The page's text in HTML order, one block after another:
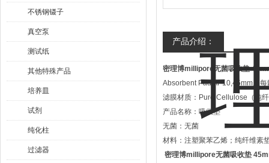
不锈钢镊子
真空泵
测试纸
其他特殊产品
培养皿
试剂
纯化柱
过滤器
产品介绍：
密理博millipore无菌吸收垫
Absorbent Pad AP10,45mm。
滤膜材质：Pure Cellulose（纯
产品名称：吸收垫
无菌：无菌
材料：注塑聚苯乙烯；纯纤维素
密理博millipore无菌吸收垫